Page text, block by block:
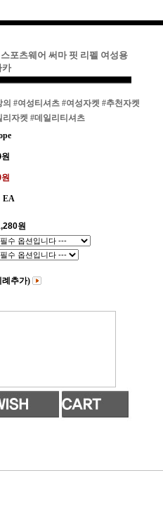
포츠웨어 써마 핏 리펠 여성용
카
#여성티셔츠 #여성자켓 #추천자켓
리자켓 #데일리티셔츠
원
원
EA
원
례추가)